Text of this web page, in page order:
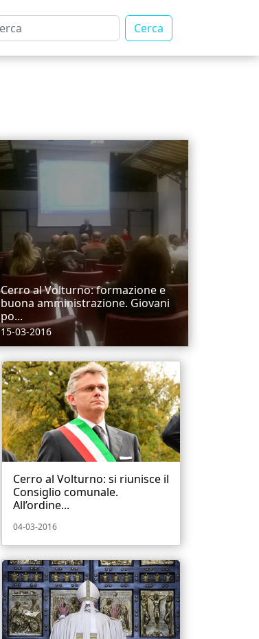
Cerca
Cerro al Volturno: formazione e
buona amministrazione. Giovani
po...
15-03-2016
Cerro al Volturno: si riunisce il
Consiglio comunale.
All’ordine...
04-03-2016